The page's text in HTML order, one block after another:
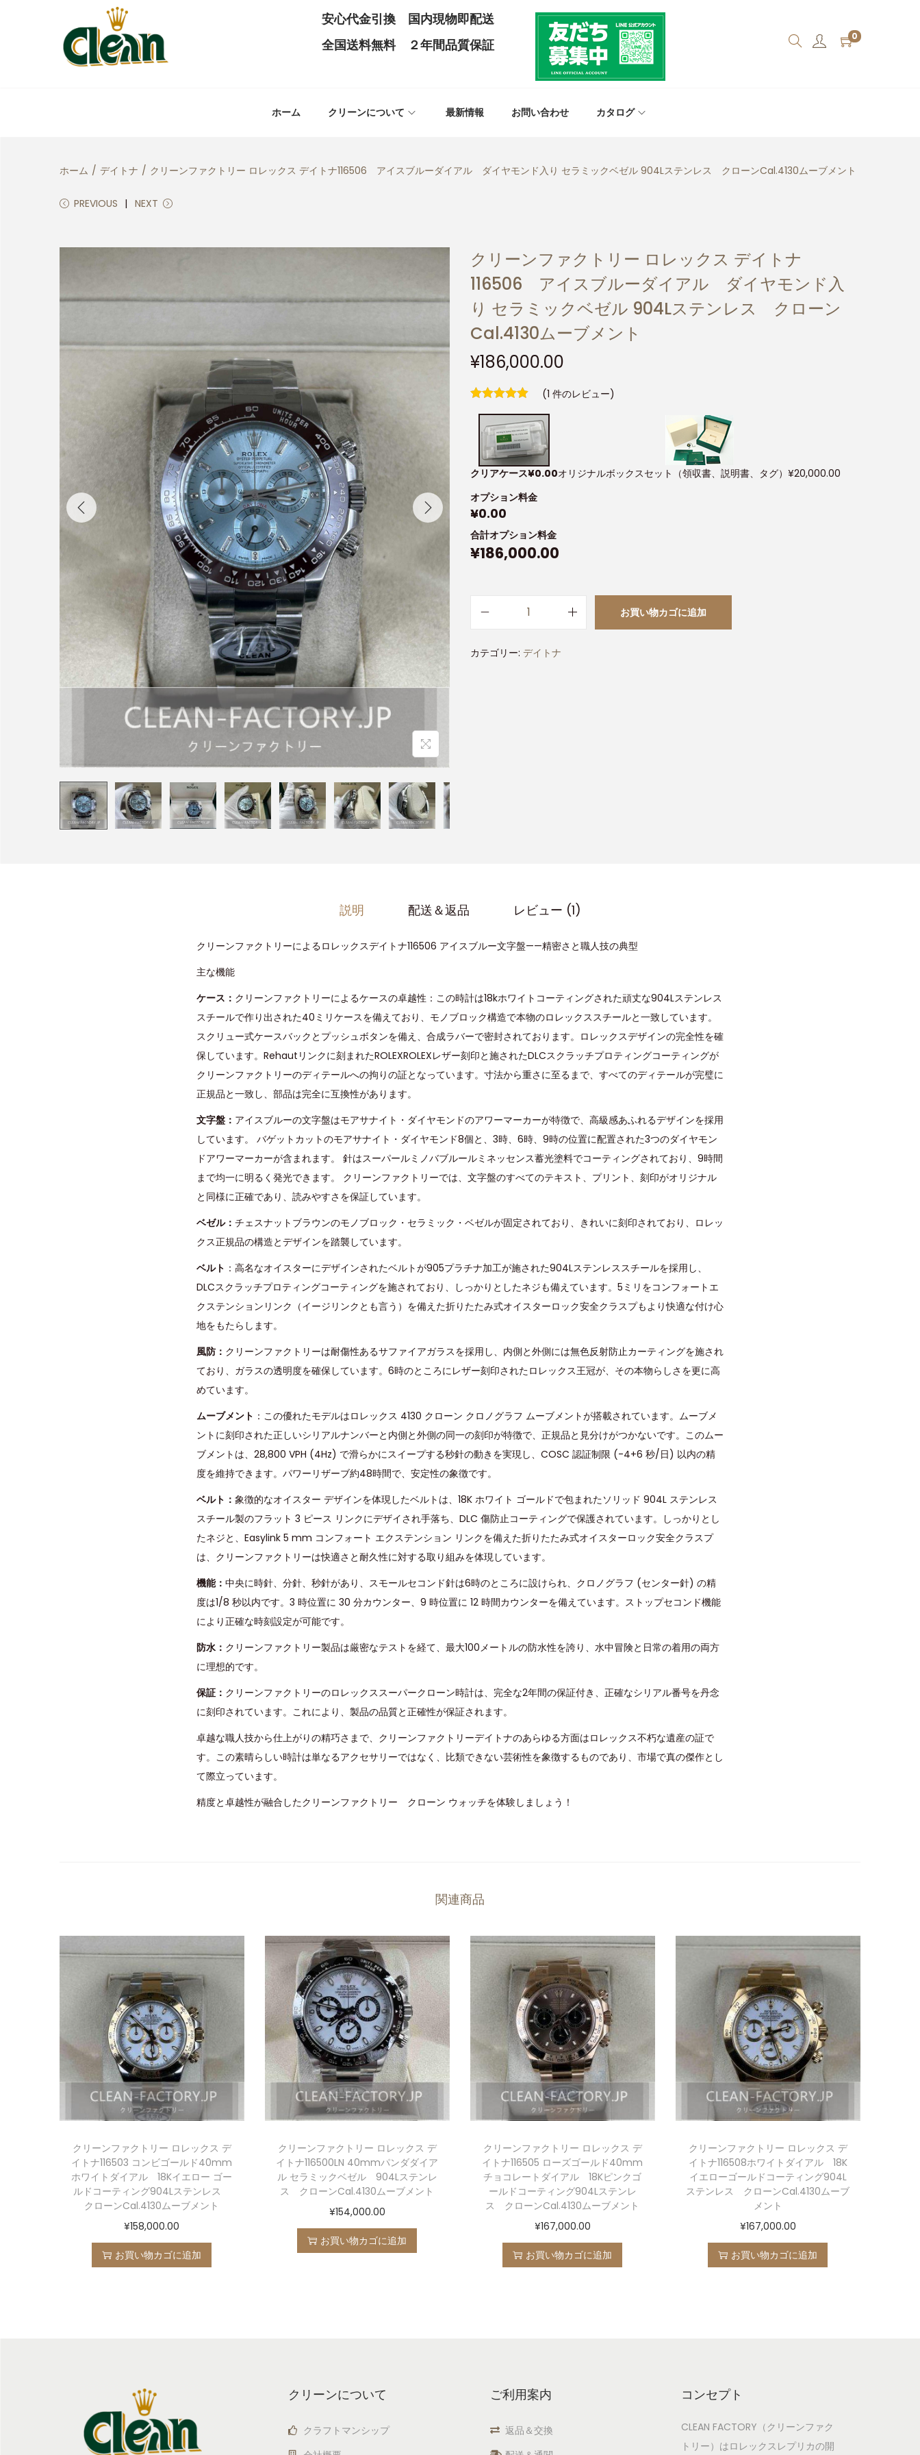
安心代金引換 国内現物即配送
全国送料無料 ２年間品質保証
0
ホーム クリーンについて 最新情報 お問い合わせ カタログ
ホーム / デイトナ / クリーンファクトリー ロレックス デイトナ116506 アイスブルーダイアル ダイヤモンド入り セラミックベゼル 904Lステンレス クローンCal.4130ムーブメント
PREVIOUS NEXT
クリーンファクトリー ロレックス デイトナ
116506 アイスブルーダイアル ダイヤモンド入
り セラミックベゼル 904Lステンレス クローン
Cal.4130ムーブメント
¥186,000.00
(1 件のレビュー)
クリアケース¥0.00オリジナルボックスセット（領収書、説明書、タグ） ¥20,000.00
オプション料金
¥0.00
合計オプション料金
¥186,000.00
お買い物カゴに追加
カテゴリー: デイトナ
説明 配送＆返品 レビュー (1)
クリーンファクトリーによるロレックスデイトナ116506 アイスブルー文字盤——精密さと職人技の典型
主な機能
ケース： クリーンファクトリーによるケースの卓越性：この時計は18kホワイトコーティングされた頑丈な904Lステンレス
スチールで作り出された40ミリケースを備えており、モノブロック構造で本物のロレックススチールと一致しています。
スクリュー式ケースバックとプッシュボタンを備え、合成ラバーで密封されております。ロレックスデザインの完全性を確
保しています。Rehautリンクに刻まれたROLEXROLEXレザー刻印と施されたDLCスクラッチプロティングコーティングが
クリーンファクトリーのディテールへの拘りの証となっています。寸法から重さに至るまで、すべてのディテールが完璧に
正規品と一致し、部品は完全に互換性があります。
文字盤： アイスブルーの文字盤はモアサナイト・ダイヤモンドのアワーマーカーが特徴で、高級感あふれるデザインを採用
しています。 バゲットカットのモアサナイト・ダイヤモンド8個と、3時、6時、9時の位置に配置された3つのダイヤモン
ドアワーマーカーが含まれます。 針はスーパールミノバブルールミネッセンス蓄光塗料でコーティングされており、9時間
まで均一に明るく発光できます。 クリーンファクトリーでは、文字盤のすべてのテキスト、プリント、刻印がオリジナル
と同様に正確であり、読みやすさを保証しています。
ベゼル： チェスナットブラウンのモノブロック・セラミック・ベゼルが固定されており、きれいに刻印されており、ロレッ
クス正規品の構造とデザインを踏襲しています。
ベルト ：高名なオイスターにデザインされたベルトが905プラチナ加工が施された904Lステンレススチールを採用し、
DLCスクラッチプロティングコーティングを施されており、しっかりとしたネジも備えています。5ミリをコンフォートエ
クステンションリンク（イージリンクとも言う）を備えた折りたたみ式オイスターロック安全クラスプもより快適な付け心
地をもたらします。
風防： クリーンファクトリーは耐傷性あるサファイアガラスを採用し、内側と外側には無色反射防止カーティングを施され
ており、ガラスの透明度を確保しています。6時のところにレザー刻印されたロレックス王冠が、その本物らしさを更に高
めています。
ムーブメント ：この優れたモデルはロレックス 4130 クローン クロノグラフ ムーブメントが搭載されています。ムーブメ
ントに刻印された正しいシリアルナンバーと内側と外側の同一の刻印が特徴で、正規品と見分けがつかないです。このムー
ブメントは、28,800 VPH (4Hz) で滑らかにスイープする秒針の動きを実現し、COSC 認証制限 (-4+6 秒/日) 以内の精
度を維持できます。パワーリザーブ約48時間で、安定性の象徴です。
ベルト： 象徴的なオイスター デザインを体現したベルトは、18K ホワイト ゴールドで包まれたソリッド 904L ステンレス
スチール製のフラット 3 ピース リンクにデザイされ手落ち、DLC 傷防止コーティングで保護されています。しっかりとし
たネジと、Easylink 5 mm コンフォート エクステンション リンクを備えた折りたたみ式オイスターロック安全クラスプ
は、クリーンファクトリーは快適さと耐久性に対する取り組みを体現しています。
機能： 中央に時針、分針、秒針があり、スモールセコンド針は6時のところに設けられ、クロノグラフ (センター針) の精
度は1/8 秒以内です。3 時位置に 30 分カウンター、9 時位置に 12 時間カウンターを備えています。ストップセコンド機能
により正確な時刻設定が可能です。
防水： クリーンファクトリー製品は厳密なテストを経て、最大100メートルの防水性を誇り、水中冒険と日常の着用の両方
に理想的です。
保証： クリーンファクトリーのロレックススーパークローン時計は、完全な2年間の保証付き、正確なシリアル番号を丹念
に刻印されています。これにより、製品の品質と正確性が保証されます。
卓越な職人技から仕上がりの精巧さまで、クリーンファクトリーデイトナのあらゆる方面はロレックス不朽な遺産の証で
す。この素晴らしい時計は単なるアクセサリーではなく、比類できない芸術性を象徴するものであり、市場で真の傑作とし
て際立っています。
精度と卓越性が融合したクリーンファクトリー クローン ウォッチを体験しましょう！
関連商品
クリーンファクトリー ロレックス デ
イトナ116503 コンビゴールド40mm
ホワイトダイアル 18Kイエロー ゴー
ルドコーティング904Lステンレス
クローンCal.4130ムーブメント
¥158,000.00
お買い物カゴに追加
クリーンファクトリー ロレックス デ
イトナ116500LN 40mmパンダダイア
ル セラミックベゼル 904Lステンレ
ス クローンCal.4130ムーブメント
¥154,000.00
お買い物カゴに追加
クリーンファクトリー ロレックス デ
イトナ116505 ローズゴールド40mm
チョコレートダイアル 18Kピンクゴ
ールドコーティング904Lステンレ
ス クローンCal.4130ムーブメント
¥167,000.00
お買い物カゴに追加
クリーンファクトリー ロレックス デ
イトナ116508ホワイトダイアル 18K
イエローゴールドコーティング904L
ステンレス クローンCal.4130ムーブ
メント
¥167,000.00
お買い物カゴに追加
クリーンについて
クラフトマンシップ
ご利用案内
返品＆交換
コンセプト
CLEAN FACTORY（クリーンファク
トリー）はロレックスレプリカの開